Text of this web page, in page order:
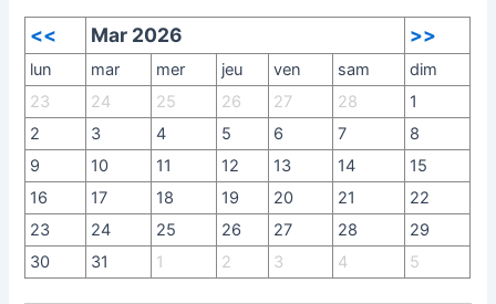
<< Mar 2026 >>
lun mar mer jeu ven sam
dim
23
24 25 26 27 28
1
2
3 4 5 6 7
8
9
10 11 12 13 14
15
16
17 18 19 20 21
22
23
24 25 26 27 28
29
30
31 1 2 3 4 5